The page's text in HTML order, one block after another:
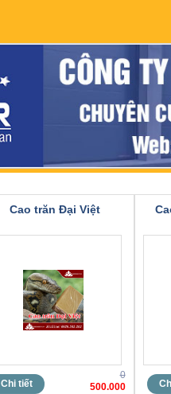
Cao trăn Đại Việt
Chi tiết
0
500.000